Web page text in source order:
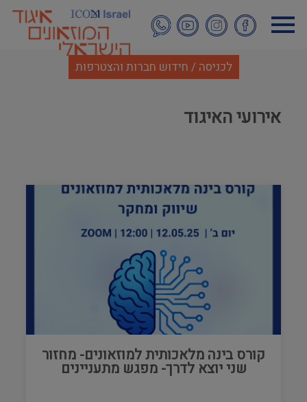
לתוכן
העיקרי
לכניסה / חידוש חברות והצטרפות
אירועי האיגוד
קורס בינה מלאכותית למוזאונים- מחזור
שני יוצא לדרך- מפגש מתעניינים